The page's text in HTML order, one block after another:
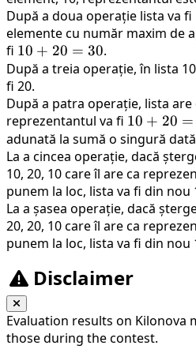
După a doua operație lista va fi
elemente cu număr maxim de
fi 10
+
20
=
30
10 + 20 = 30.
După a treia operație, în lista
fi 20.
După a patra operație, lista are
reprezentantul va fi 10
+
20
=
30
10 + 20 =
adunată la sumă o singură
La a cincea operație, dacă
10, 20, 10 care îl are ca
punem la loc, lista va fi din nou
La a șasea operație, dacă
20, 20, 10 care îl are ca
punem la loc, lista va fi din nou
Disclaimer
Evaluation results on Kilonova
those during the contest.